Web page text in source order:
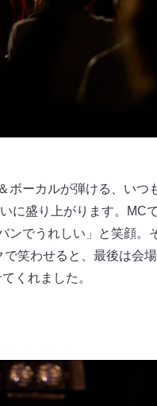
ーカルが弾ける、いつ
に盛り上がります。MC
ンでうれしい」と笑顔。
笑わせると、最後は会
くれました。